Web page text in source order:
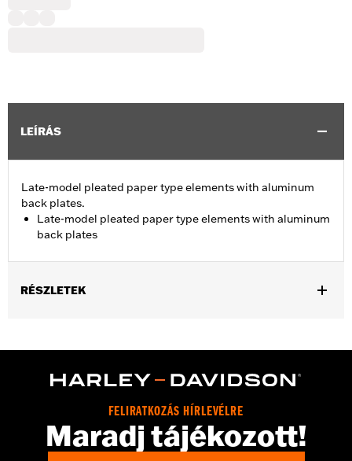
LEÍRÁS
Late-model pleated paper type elements with aluminum
back plates.
Late-model pleated paper type elements with aluminum
back plates
RÉSZLETEK
WARRANTY:1 year limited warranty – Go towww.h-
FELIRATKOZÁS HÍRLEVÉLRE
Maradj tájékozott!